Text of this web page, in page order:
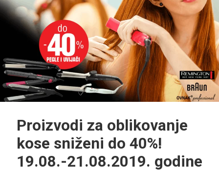
Proizvodi za oblikovanje
kose sniženi do 40%!
19.08.-21.08.2019. godine